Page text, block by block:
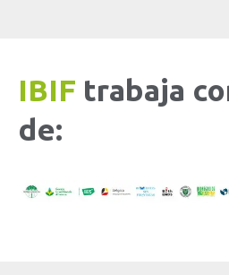
IBIF trabaja
de: